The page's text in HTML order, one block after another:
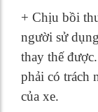
+ Chịu bồi
người sử
thay thế
phải có trách
của xe.